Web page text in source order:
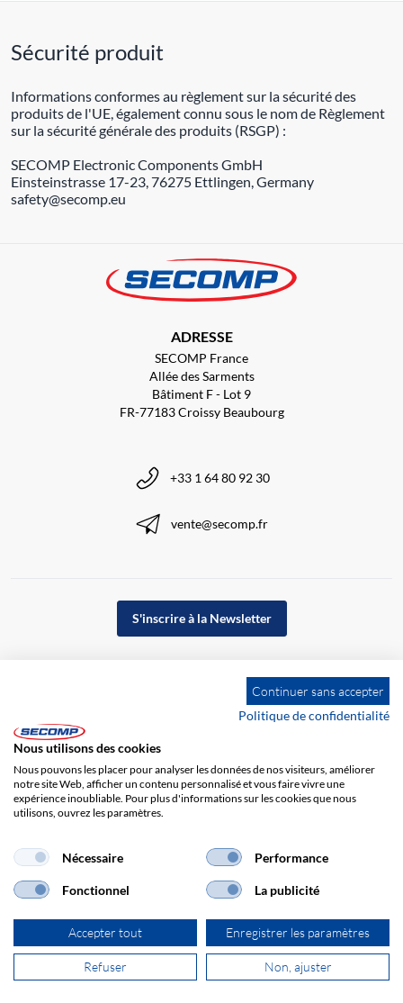
Sécurité produit
Informations conformes au règlement sur la sécurité des
produits de l'UE, également connu sous le nom de Règlement
sur la sécurité générale des produits (RSGP) :
SECOMP Electronic Components GmbH
Einsteinstrasse 17-23, 76275 Ettlingen, Germany
safety@secomp.eu
ADRESSE
SECOMP France
Allée des Sarments
Bâtiment F - Lot 9
FR-77183 Croissy Beaubourg
+33 1 64 80 92 30
vente@secomp.fr
S'inscrire à la Newsletter
Impression Responsabilité
© 2026 SECOMP France SARL. Tous droits réservés.
powered by polynorm
Continuer sans accepter
Politique de confidentialité
Nous utilisons des cookies
Nous pouvons les placer pour analyser les données de nos visiteurs, améliorer
notre site Web, afficher un contenu personnalisé et vous faire vivre une
expérience inoubliable. Pour plus d'informations sur les cookies que nous
utilisons, ouvrez les paramètres.
Nécessaire Performance
Fonctionnel La publicité
Accepter tout Enregistrer les paramètres
Refuser Non, ajuster